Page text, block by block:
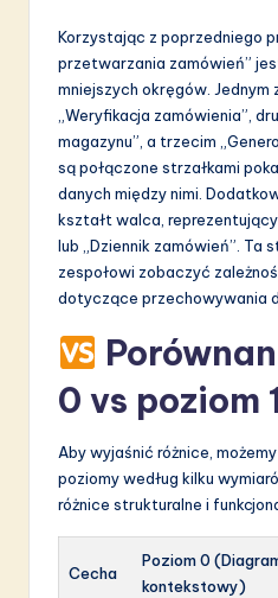
Korzystając z poprzedniego
przetwarzania zamówień”
mniejszych okręgów. Jednym
„Weryfikacja zamówienia”,
magazynu”, a trzecim
są połączone strzałkami
danych między nimi.
kształt walca,
lub „Dziennik zamówień”. Ta
zespołowi zobaczyć
dotyczące przechowywania
0 vs poziom
Aby wyjaśnić różnice,
poziomy według kilku
różnice strukturalne i
Cecha
Poziom 0
kontekstowy)